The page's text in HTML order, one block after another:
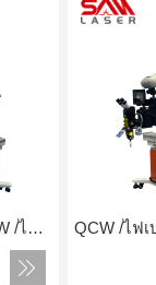
เครื่องเชื่อมเลเซอร์ QCW /ไฟเบอร์แม่พิมพ์